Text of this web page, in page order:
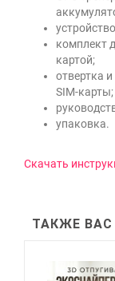
комплект
картой;
отвертка
SIM-карты;
упаковка.
Скачать
ТАКЖЕ